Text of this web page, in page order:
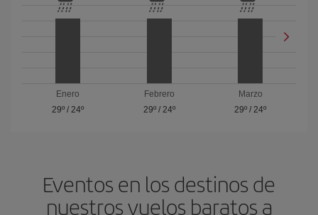
Enero
29º/ 24º
Febrero
29º/ 24º
Marzo
29º / 24º
Eventos en los destinos de
nuestros vuelos baratos a